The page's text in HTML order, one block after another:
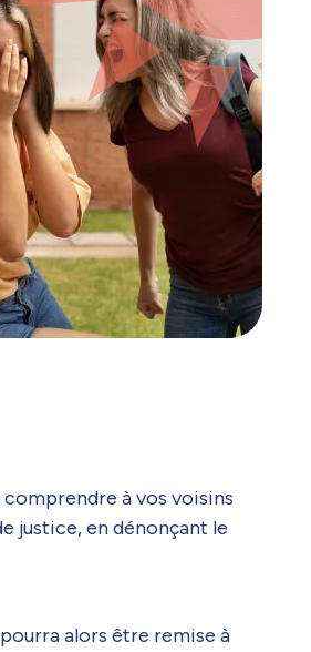
à vos voisins
justice, en dénonçant le
alors être remise à